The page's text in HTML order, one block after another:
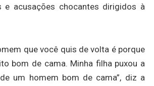
e acusações chocantes dirigidos à
que você quis de volta é porque
bom de cama. Minha filha puxou a
um homem bom de cama”, diz a